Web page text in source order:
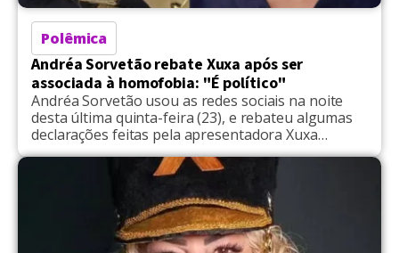
Polêmica
Andréa Sorvetão rebate Xuxa após ser
associada à homofobia: "É político"
Andréa Sorvetão usou as redes sociais na noite
desta última quinta-feira (23), e rebateu algumas
declarações feitas pela apresentadora Xuxa
Meneghel. Através de um vídeo publicado no
Instagram, a ex-Paquita reagiu após a Rainha dos
assistentes de palco, e afirmou ter rompido
contato com apenas uma delas por […]